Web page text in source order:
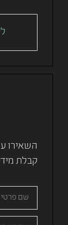
השאירו
קבלת